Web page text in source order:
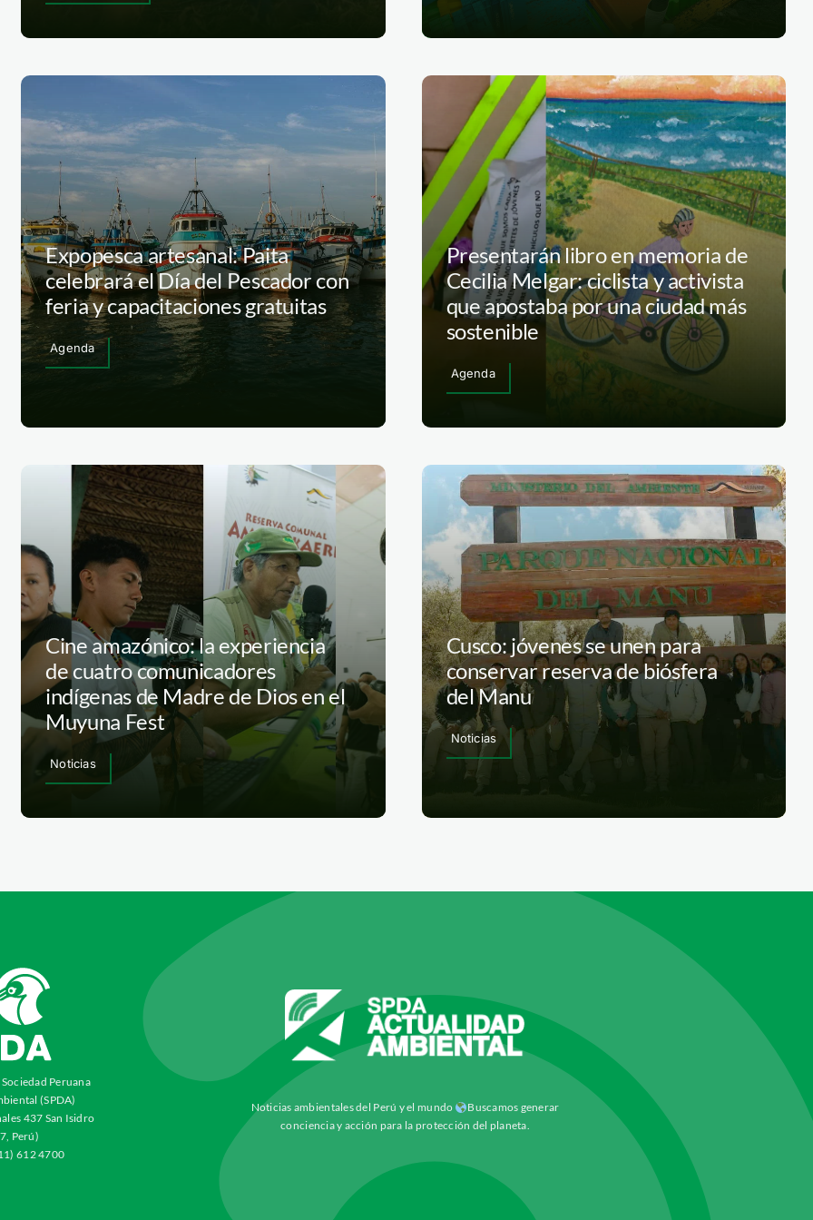
Expopesca artesanal: Paita
celebrará el Día del Pescador con
feria y capacitaciones gratuitas
Agenda
Presentarán libro en memoria de
Cecilia Melgar: ciclista y activista
que apostaba por una ciudad más
sostenible
Agenda
Cine amazónico: la experiencia
de cuatro comunicadores
indígenas de Madre de Dios en el
Muyuna Fest
Noticias
Cusco: jóvenes se unen para
conservar reserva de biósfera
del Manu
Noticias
Peruana
(SPDA)
437 San Isidro
Perú)
612 4700
Noticias ambientales del Perú y el mundo
Buscamos generar
conciencia y acción para la protección del planeta.